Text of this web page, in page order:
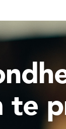
te